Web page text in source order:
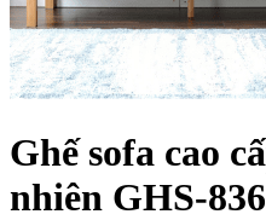
Ghế sofa cao
nhiên GHS-